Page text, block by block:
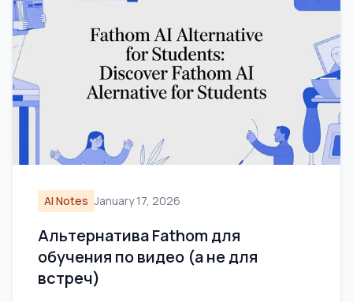
AI Notes January 17, 2026
Альтернатива Fathom для
обучения по видео (а не для
встреч)